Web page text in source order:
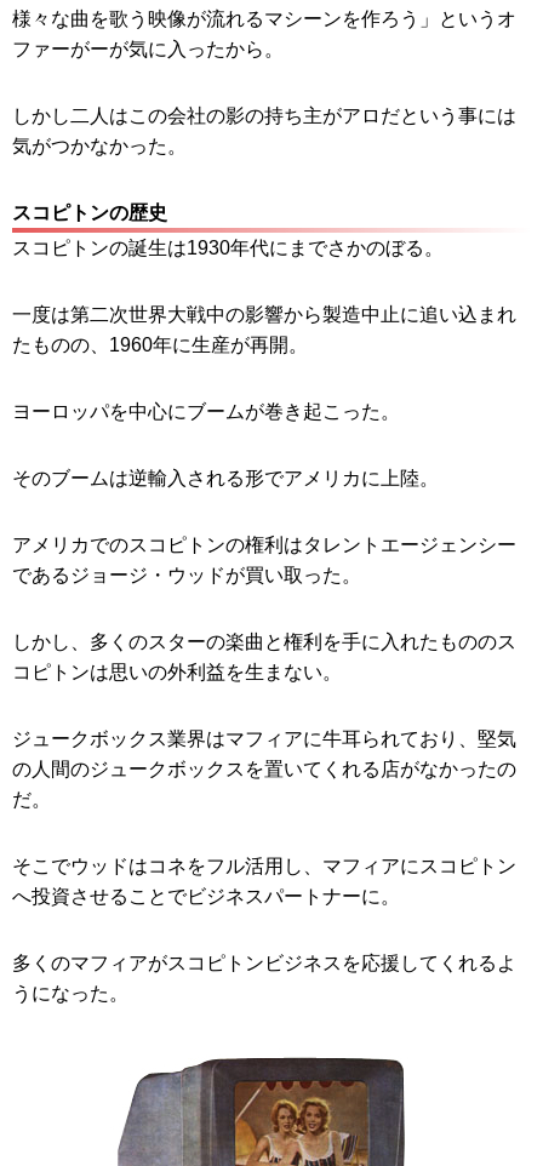
様々な曲を歌う映像が流れるマシーンを作ろう」というオ
ファーがーが気に入ったから。
しかし二人はこの会社の影の持ち主がアロだという事には
気がつかなかった。
スコピトンの歴史
スコピトンの誕生は1930年代にまでさかのぼる。
一度は第二次世界大戦中の影響から製造中止に追い込まれ
たものの、1960年に生産が再開。
ヨーロッパを中心にブームが巻き起こった。
そのブームは逆輸入される形でアメリカに上陸。
アメリカでのスコピトンの権利はタレントエージェンシー
であるジョージ・ウッドが買い取った。
しかし、多くのスターの楽曲と権利を手に入れたもののス
コピトンは思いの外利益を生まない。
ジュークボックス業界はマフィアに牛耳られており、堅気
の人間のジュークボックスを置いてくれる店がなかったの
だ。
そこでウッドはコネをフル活用し、マフィアにスコピトン
へ投資させることでビジネスパートナーに。
多くのマフィアがスコピトンビジネスを応援してくれるよ
うになった。